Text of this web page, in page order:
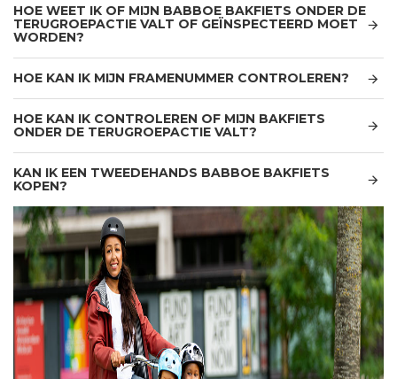
HOE WEET IK OF MIJN BABBOE BAKFIETS ONDER DE
TERUGROEPACTIE VALT OF GEÏNSPECTEERD MOET
WORDEN?
HOE KAN IK MIJN FRAMENUMMER CONTROLEREN?
HOE KAN IK CONTROLEREN OF MIJN BAKFIETS
ONDER DE TERUGROEPACTIE VALT?
KAN IK EEN TWEEDEHANDS BABBOE BAKFIETS
KOPEN?